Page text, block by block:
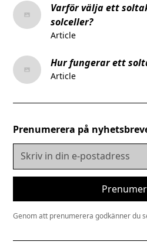
Varför välja ett
solceller?
Article
Hur fungerar ett
Article
Prenumerera på
Genom att prenumerera godkänner du